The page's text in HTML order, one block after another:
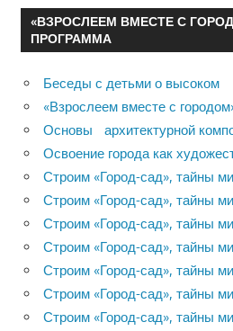
«ВЗРОСЛЕЕМ ВМЕСТЕ С
ПРОГРАММА
Беседы с детьми о высоком
«Взрослеем вместе с
Основы архитектурной
Освоение города как
Строим «Город-сад», тайны
Строим «Город-сад», тайны
Строим «Город-сад», тайны
Строим «Город-сад», тайны
Строим «Город-сад», тайны
Строим «Город-сад», тайны
Строим «Город-сад», тайны